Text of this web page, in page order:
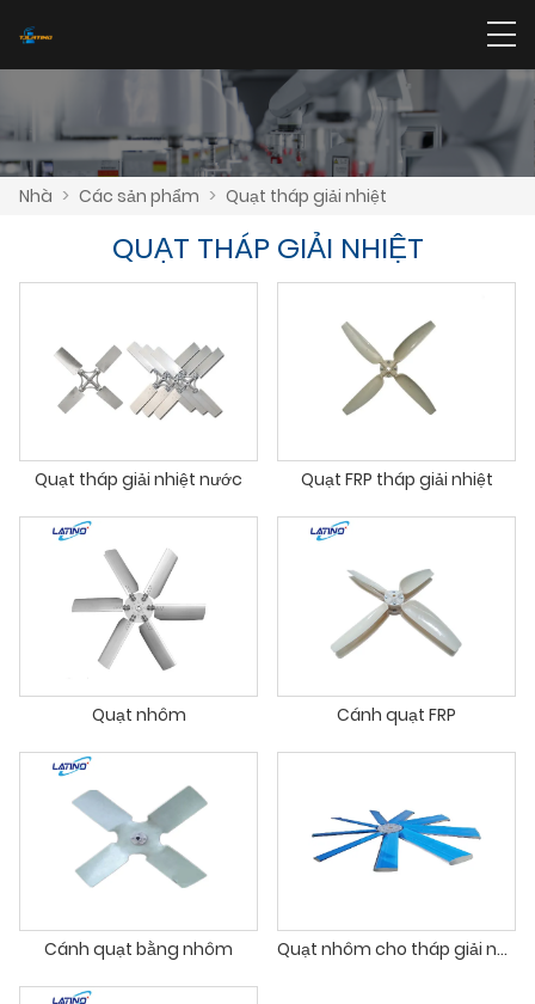
Nhà > Các sản phẩm > Quạt tháp giải nhiệt
QUẠT THÁP GIẢI NHIỆT
Quạt tháp giải nhiệt nước Quạt FRP tháp giải nhiệt
Quạt nhôm Cánh quạt FRP
Cánh quạt bằng nhôm Quạt nhôm cho tháp giải nhiệt